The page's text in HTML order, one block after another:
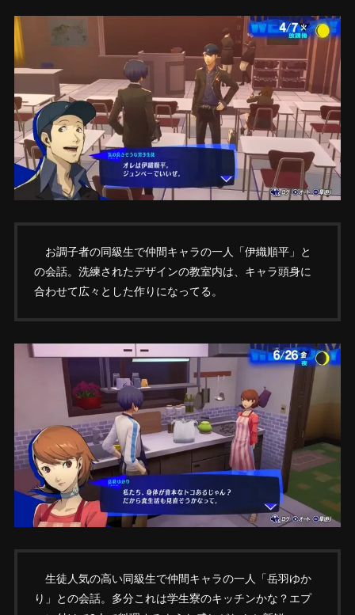
お調子者の同級生で仲間キャラの一人「伊織順平」と
の会話。洗練されたデザインの教室内は、キャラ頭身に
合わせて広々とした作りになってる。
生徒人気の高い同級生で仲間キャラの一人「岳羽ゆか
り」との会話。多分これは学生寮のキッチンかな？エプ